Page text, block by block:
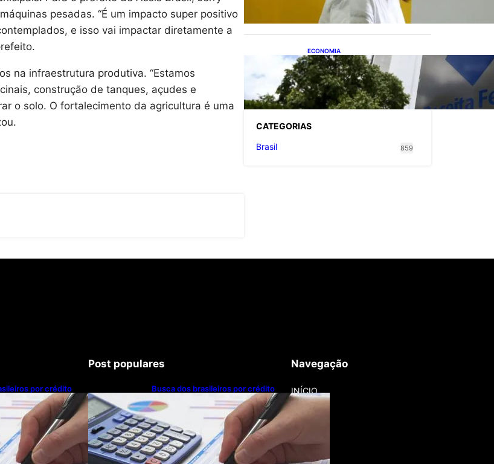
pesadas. “É um impacto super positivo
e isso vai impactar diretamente a
na infraestrutura produtiva. “Estamos
construção de tanques, açudes e
o solo. O fortalecimento da agricultura é uma
segue para PLOA
ECONOMIA
Receita Federal: novo
cronograma da reforma
tributária amplia prazo para
o Simples Nacional
CATEGORIAS
Brasil
859
por crédito
Mato Grosso lidera
Post populares
Busca dos brasileiros por crédito
cresce 16,5%; Mato Grosso lidera
ranking entre estados
Navegação
INÍCIO